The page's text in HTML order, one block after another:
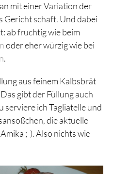
mit einer Variation der
Gericht schaft. Und dabei
ab fruchtig wie beim
oder eher würzig wie bei
.
aus feinem Kalbsbrät
gibt der Füllung auch
serviere ich Tagliatelle und
die aktuelle
;-). Also nichts wie